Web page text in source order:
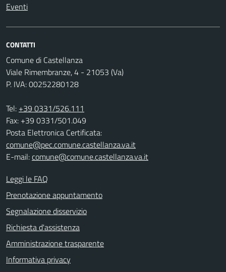
Eventi
CONTATTI
Comune di Castellanza
Viale Rimembranze, 4 - 21053 (Va)
P. IVA: 00252280128
Tel: +39 0331/526.111
Fax: +39 0331/501.049
Posta Elettronica Certificata:
comune@pec.comune.castellanza.va.it
E-mail:comune@comune.castellanza.va.it
Leggi le FAQ
Prenotazione appuntamento
Segnalazione disservizio
Richiesta d'assistenza
Amministrazione trasparente
Informativa privacy